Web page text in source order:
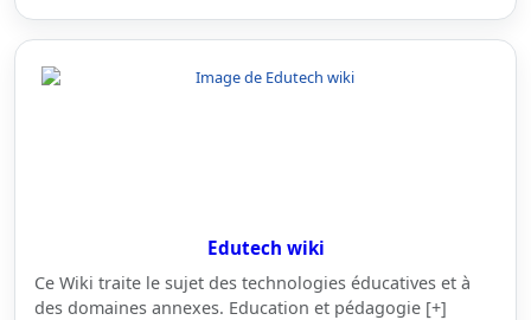
Edutech wiki
Ce Wiki traite le sujet des technologies éducatives et à
des domaines annexes. Education et pédagogie [+]